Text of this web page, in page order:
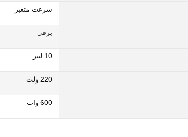
سرعت متغیر
برقی
10 لیتر
220 ولت
600 وات